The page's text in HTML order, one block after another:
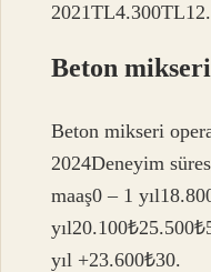
Beton
Beton mikseri
2024Deneyim
maaş0 – 1
yıl +23.600₺30.